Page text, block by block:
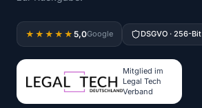
★★★★★ 5,0Google DSGVO · 256-Bit
Mitglied im
Legal Tech
Verband